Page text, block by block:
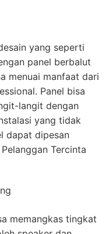
yang seperti
panel berbalut
menuai manfaat dari
Panel bisa
langit dengan
yang tidak
dapat dipesan
Tercinta
memangkas tingkat